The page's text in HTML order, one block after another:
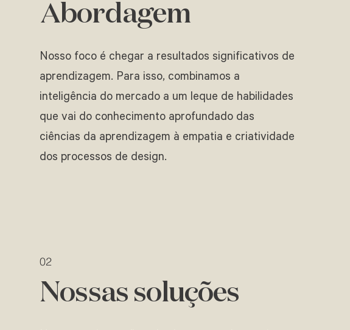
Abordagem
Nosso foco é chegar a resultados significativos de
aprendizagem. Para isso, combinamos a
inteligência do mercado a um leque de habilidades
que vai do conhecimento aprofundado das
ciências da aprendizagem à empatia e criatividade
dos processos de design.
02
Nossas soluções